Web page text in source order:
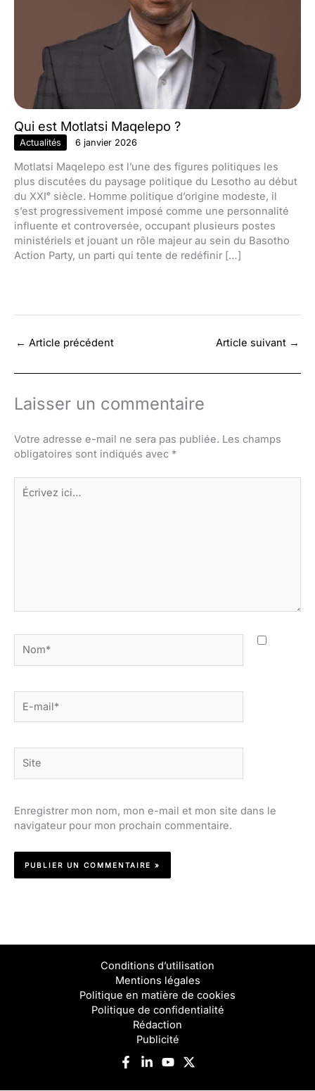
Qui est Motlatsi Maqelepo ?
Actualités 6 janvier 2026
Motlatsi Maqelepo est l’une des figures politiques les
plus discutées du paysage politique du Lesotho au début
du XXIᵉ siècle. Homme politique d’origine modeste, il
s’est progressivement imposé comme une personnalité
influente et controversée, occupant plusieurs postes
ministériels et jouant un rôle majeur au sein du Basotho
Action Party, un parti qui tente de redéfinir […]
← Article précédent Article suivant →
Laisser un commentaire
Votre adresse e-mail ne sera pas publiée. Les champs
obligatoires sont indiqués avec *
ici…
mail*
Enregistrer mon nom, mon e-mail et mon site dans le
navigateur pour mon prochain commentaire.
Conditions d’utilisation
Mentions légales
Politique en matière de cookies
Politique de confidentialité
Rédaction
Publicité